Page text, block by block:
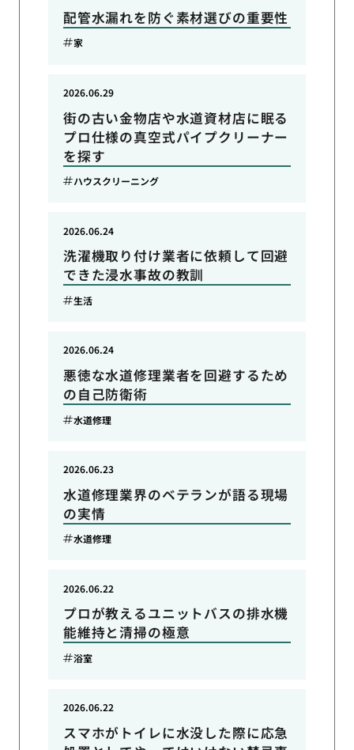
配管水漏れを防ぐ素材選びの重要性
家
街の古い金物店や水道資材店に眠る
プロ仕様の真空式パイプクリーナー
を探す
2026.06.29
ハウスクリーニング
洗濯機取り付け業者に依頼して回避
できた浸水事故の教訓
2026.06.24
生活
悪徳な水道修理業者を回避するため
の自己防衛術
2026.06.24
水道修理
水道修理業界のベテランが語る現場
の実情
2026.06.23
水道修理
プロが教えるユニットバスの排水機
能維持と清掃の極意
2026.06.22
浴室
スマホがトイレに水没した際に応急
2026.06.22